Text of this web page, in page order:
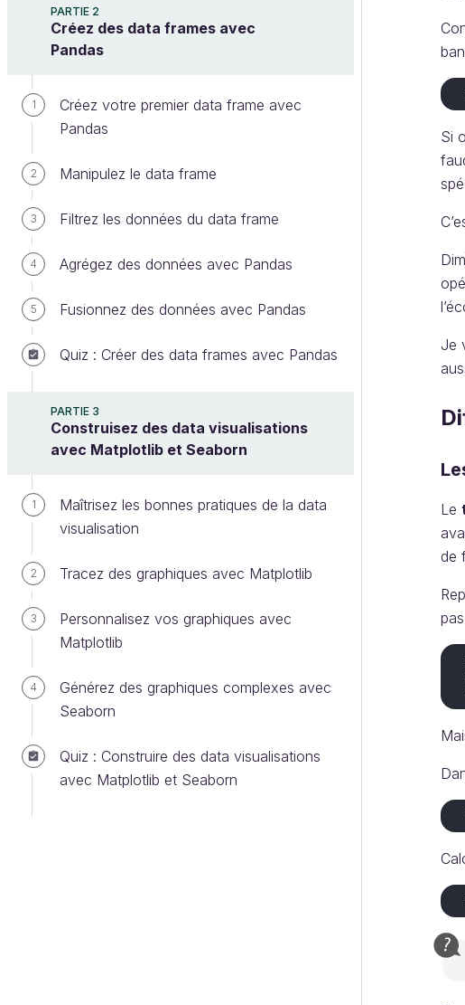
PARTIE 2
Créez des data frames avec
Pandas
1
Créez votre premier data frame avec
Pandas
2 Manipulez le data frame
3 Filtrez les données du data frame
4 Agrégez des données avec Pandas
5 Fusionnez des données avec Pandas
Quiz : Créer des data frames avec Pandas
PARTIE 3
Construisez des data visualisations
avec Matplotlib et Seaborn
1
Maîtrisez les bonnes pratiques de la data
visualisation
2 Tracez des graphiques avec Matplotlib
3
Personnalisez vos graphiques avec
Matplotlib
4
Générez des graphiques complexes avec
Seaborn
Quiz : Construire des data visualisations
avec Matplotlib et Seaborn
Si
Je
Le
de